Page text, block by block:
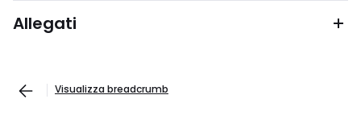
Allegati
Visualizza breadcrumb